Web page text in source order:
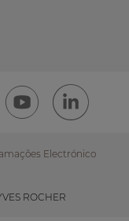
Electrónico
ROCHER